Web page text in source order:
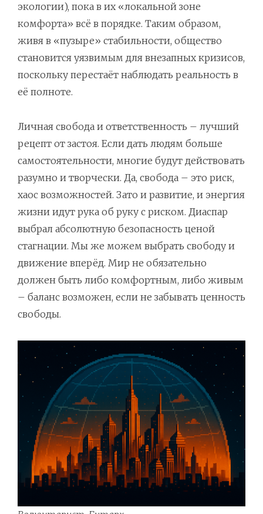
экологии), пока в их «локальной зоне
комфорта» всё в порядке. Таким образом,
живя в «пузыре» стабильности, общество
становится уязвимым для внезапных кризисов,
поскольку перестаёт наблюдать реальность в
её полноте.
Личная свобода и ответственность – лучший
рецепт от застоя. Если дать людям больше
самостоятельности, многие будут действовать
разумно и творчески. Да, свобода – это риск,
хаос возможностей. Зато и развитие, и энергия
жизни идут рука об руку с риском. Диаспар
выбрал абсолютную безопасность ценой
стагнации. Мы же можем выбрать свободу и
движение вперёд. Мир не обязательно
должен быть либо комфортным, либо живым
– баланс возможен, если не забывать ценность
свободы.